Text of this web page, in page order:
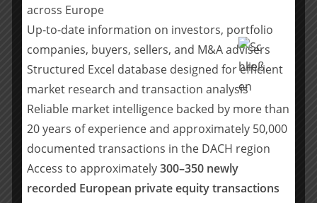
Diligence), Hanna Lambrecht (Financial Due Diligence) und
Tobias Bakeberg (Projektverantwortlicher Partner, Tax Due
Diligence), Stephan Weber (Projektleitung, Tax Due
Diligence)
Teilen mit:
Teilen
across Europe
Up-to-date information on investors, portfolio
companies, buyers, sellers, and M&A advisers
Structured Excel database designed for efficient
market research and transaction analysis
Reliable market intelligence backed by more than
20 years of experience and approximately 50,000
documented transactions in the DACH region
Access to approximately300–350 newly
recorded European private equity transactions